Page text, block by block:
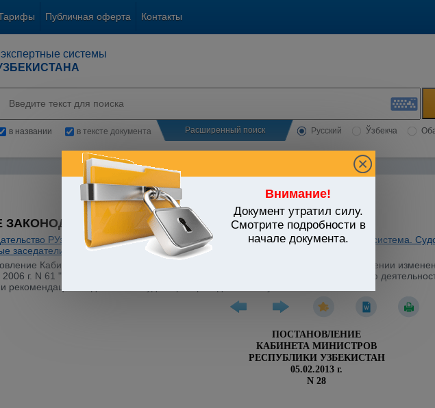
Публичная оферта Контакты
системы
в названии в тексте документа Расширенный поиск Русский Ўзбекча
Внимание!
Документ утратил силу.
Смотрите подробности в
начале документа.
ЗАКОНОДАТЕЛЬСТВО УЗБЕКИСТАНА
РУз Судебная власть. Правосудие / Утратившие силу акты/ Судебная система.
заседатели
Кабинета Министров Республики Узбекистан от 05.02.2013 г. N 28 "О внесении
2006 г. N 61 "О мерах по финансовому и материально-техническому обеспечению
рекомендации на должности судей при Президенте Республики Узбекистан"
ПОСТАНОВЛЕНИЕ
КАБИНЕТА МИНИСТРОВ
РЕСПУБЛИКИ УЗБЕКИСТАН
05.02.2013 г.
N 28